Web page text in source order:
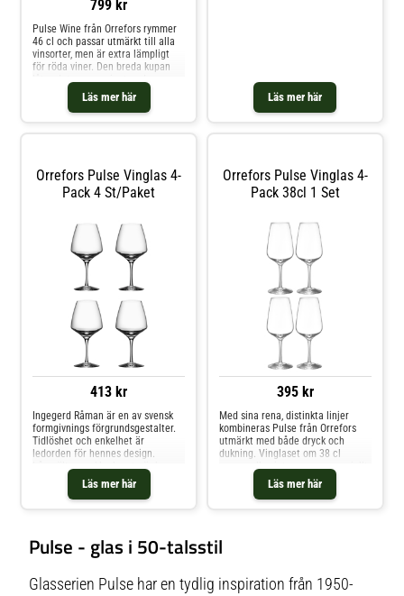
799 kr
Läs mer här
Pulse Wine från Orrefors rymmer
46 cl och passar utmärkt till alla
vinsorter, men är extra lämpligt
för röda viner. Den breda kupan
Formgivet av Ingegerd Råman.
Läs mer här
Orrefors Pulse Vinglas 4-
Pack 4 St/paket
413 kr
Läs mer här
Ingegerd Råman är en av svensk
formgivnings förgrundsgestalter.
Tidlöshet och enkelhet är
ledorden för hennes design.
Lågmält, men klockrent gör hon
föremål som hon själv gillar. Det
är bruksföremål som kretsar kring
maten, drycken och det dukade
Orrefors Pulse Vinglas 4-
Pack 38cl 1 Set
395 kr
Läs mer här
Med sina rena, distinkta linjer
kombineras Pulse från Orrefors
utmärkt med både dryck och
dukning. Vinglaset om 38 cl
passar alla vintyper, men speciellt
vita viner. Den breda basen låter
vinet andas vilket förhöjer
upplevelsen. Serien går utmärkt
Pulse - glas i 50-talsstil
Glasserien Pulse har en tydlig inspiration från 1950-